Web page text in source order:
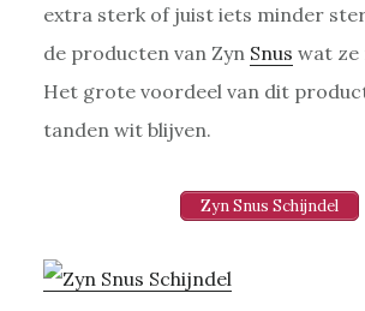
extra sterk of juist iets minder
de producten van Zyn Snus wat ze
Het grote voordeel van dit
tanden wit blijven.
Zyn Snus Schijndel